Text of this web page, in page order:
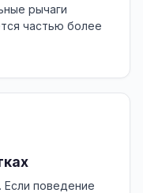
рычаги
частью более
Если поведение